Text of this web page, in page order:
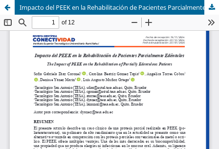
Impacto del PEEK en la Rehabilitación de Pacientes Parcialmente Edéntulos